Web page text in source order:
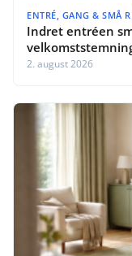
ENTRÉ, GANG & SMÅ
Indret entréen
2. august 2026